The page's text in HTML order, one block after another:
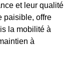
et leur qualité
paisible, offre
la mobilité à
à